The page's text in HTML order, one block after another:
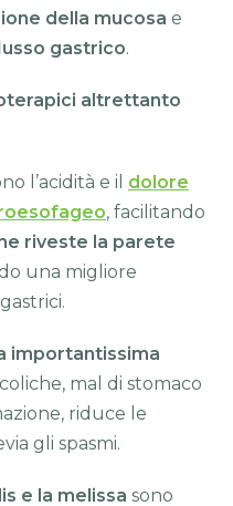
della mucosa e
gastrico.
altrettanto
l’acidità e il dolore
, facilitando
riveste la parete
una migliore
importantissima
mal di stomaco
riduce le
gli spasmi.
e la melissa sono